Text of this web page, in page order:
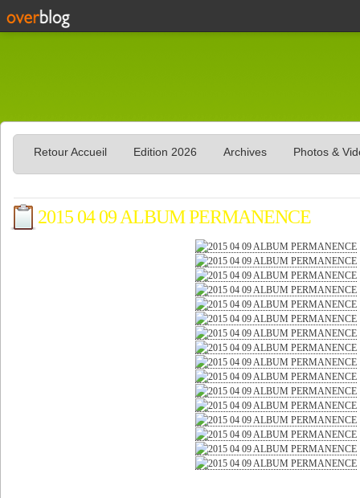
Retour Accueil Edition 2026 Archives Photos &
2015 04 09 ALBUM PERMANENCE